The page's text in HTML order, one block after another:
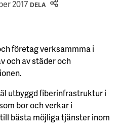
2017 DELA
företag verksammma i
och av städer och
utbyggd fiberinfrastruktur i
bor och verkar i
bästa möjliga tjänster inom